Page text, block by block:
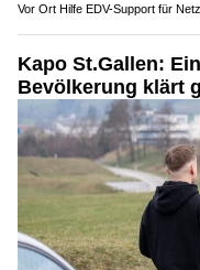
Vor Ort Hilfe EDV-Support für
Kapo St.Gallen:
Bevölkerung klärt